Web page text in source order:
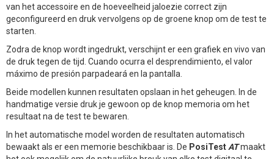
van het accessoire en de hoeveelheid jaloezie correct zijn
geconfigureerd en druk vervolgens op de groene knop om de test te
starten.
Zodra de knop wordt ingedrukt, verschijnt er een grafiek en vivo van
de druk tegen de tijd. Cuando ocurra el desprendimiento, el valor
máximo de presión parpadeará en la pantalla.
Beide modellen kunnen resultaten opslaan in het geheugen. In de
handmatige versie druk je gewoon op de knop memoria om het
resultaat na de test te bewaren.
In het automatische model worden de resultaten automatisch
bewaakt als er een memorie beschikbaar is. De PosiTest ATmaakt